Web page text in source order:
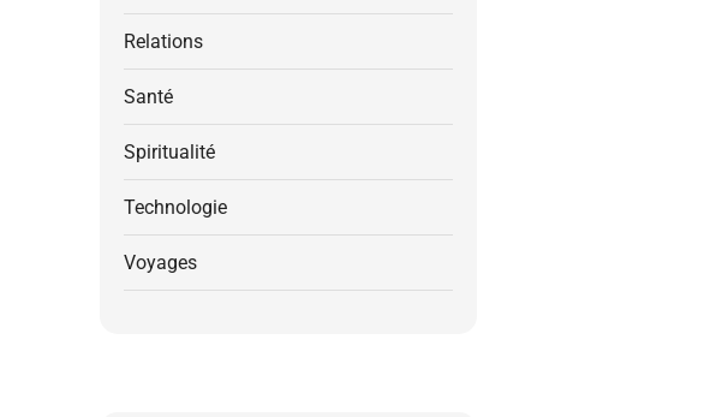
Relations
Santé
Spiritualité
Technologie
Voyages